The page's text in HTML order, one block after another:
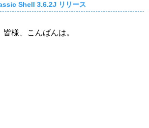
Shell 3.6.2J リリース
皆様、こんばんは。